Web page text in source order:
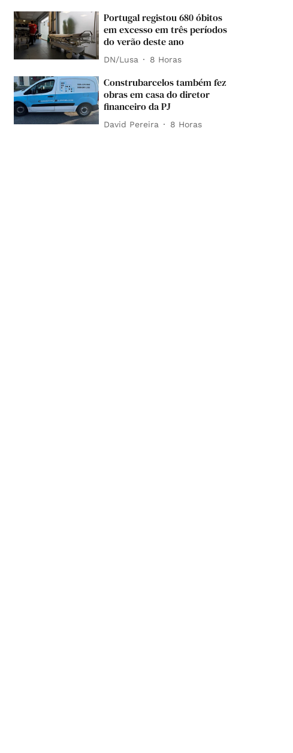
Portugal registou 680 óbitos
em excesso em três períodos
do verão deste ano
DN/Lusa 8 Horas
Construbarcelos também fez
obras em casa do diretor
financeiro da PJ
David Pereira 8 Horas